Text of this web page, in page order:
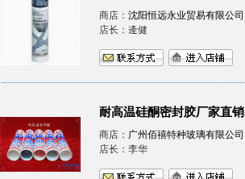
商店： 沈阳恒远永业贸易有限公司
店长：逄健
耐高温硅酮密封胶厂家直销
商店： 广州佰禧特种玻璃有限公司
店长：李华